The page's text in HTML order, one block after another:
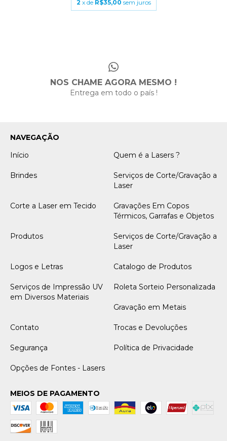
2 x de R$35,00 sem juros
NOS CHAME AGORA MESMO !
Entrega em todo o país !
NAVEGAÇÃO
Início
Quem é a Lasers ?
Brindes
Serviços de Corte/Gravação a
Laser
Corte a Laser em Tecido
Gravações Em Copos
Térmicos, Garrafas e Objetos
Produtos
Serviços de Corte/Gravação a
Laser
Logos e Letras Catalogo de Produtos
Serviços de Impressão UV
em Diversos Materiais
Roleta Sorteio Personalizada
Gravação em Metais
Contato Trocas e Devoluções
Segurança Política de Privacidade
Opções de Fontes - Lasers
MEIOS DE PAGAMENTO